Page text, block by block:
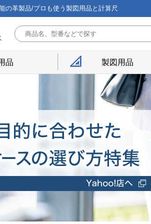
の革製品/プロも使う製図用品と計算尺
品 製図用品